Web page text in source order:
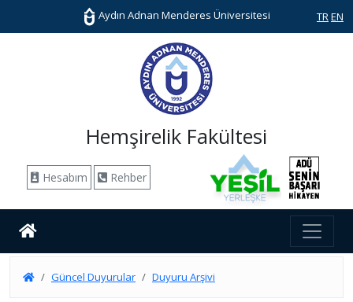
Aydın Adnan Menderes Üniversitesi TR EN
Hemşirelik Fakültesi
Hesabım Rehber
Güncel Duyurular Duyuru Arşivi